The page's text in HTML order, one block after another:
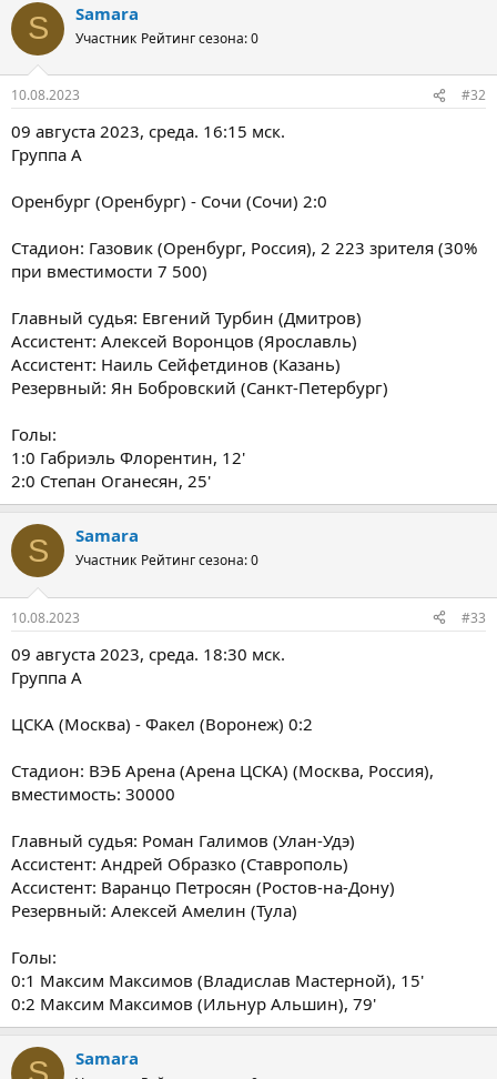
S Samara
Участник Рейтинг сезона: 0
10.08.2023 #32
09 августа 2023, среда. 16:15 мск.
Группа A
Оренбург (Оренбург) - Сочи (Сочи) 2:0
Стадион: Газовик (Оренбург, Россия), 2 223 зрителя (30%
при вместимости 7 500)
Главный судья: Евгений Турбин (Дмитров)
Ассистент: Алексей Воронцов (Ярославль)
Ассистент: Наиль Сейфетдинов (Казань)
Резервный: Ян Бобровский (Санкт-Петербург)
Голы:
1:0 Габриэль Флорентин, 12'
2:0 Степан Оганесян, 25'
S Samara
Участник Рейтинг сезона: 0
10.08.2023 #33
09 августа 2023, среда. 18:30 мск.
Группа A
ЦСКА (Москва) - Факел (Воронеж) 0:2
Стадион: ВЭБ Арена (Арена ЦСКА) (Москва, Россия),
вместимость: 30000
Главный судья: Роман Галимов (Улан-Удэ)
Ассистент: Андрей Образко (Ставрополь)
Ассистент: Варанцо Петросян (Ростов-на-Дону)
Резервный: Алексей Амелин (Тула)
Голы:
0:1 Максим Максимов (Владислав Мастерной), 15'
0:2 Максим Максимов (Ильнур Альшин), 79'
Samara